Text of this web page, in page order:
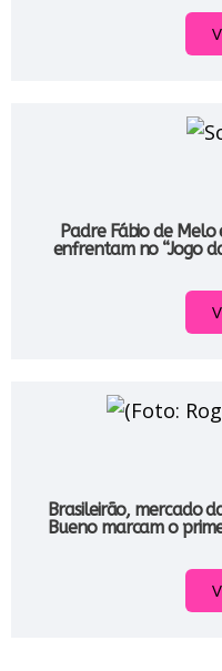
Padre Fábio de Melo
enfrentam no “Jogo
Brasileirão, mercado
Bueno marcam o